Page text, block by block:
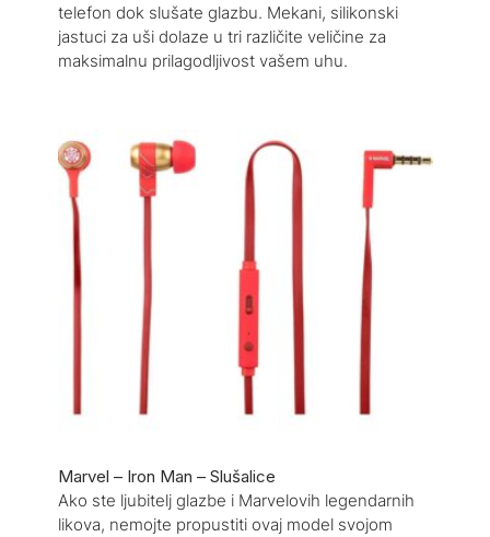
telefon dok slušate glazbu. Mekani, silikonski
jastuci za uši dolaze u tri različite veličine za
maksimalnu prilagodljivost vašem uhu.
Marvel – Iron Man – Slušalice
Ako ste ljubitelj glazbe i Marvelovih legendarnih
likova, nemojte propustiti ovaj model svojom